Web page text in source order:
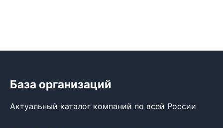
База организаций
Актуальный каталог компаний по всей России